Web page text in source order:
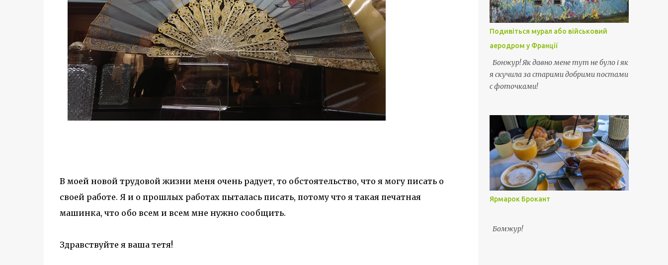
В моей новой трудовой жизни меня очень радует, то обстоятельство, что я могу писать о
своей работе. Я и о прошлых работах пыталась писать, потому что я такая печатная
машинка, что обо всем и всем мне нужно сообщить.
Здравствуйте я ваша тетя!
Подивіться мурал або військовий
аеродром у Франції
Бонжур! Як давно мене тут не було і як
я скучила за старими добрими постами
с фоточками!
Ярмарок Брокант
Бомжур!